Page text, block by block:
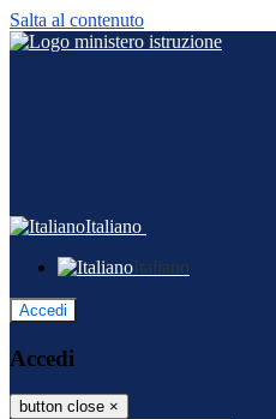
Salta al contenuto
Italiano
Italiano
Accedi
Accedi
button close ×